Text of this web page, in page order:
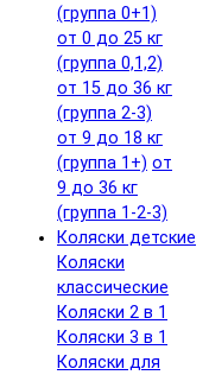
(группа 0+1)
от 0 до 25 кг
(группа 0,1,2)
от 15 до 36 кг
(группа 2-3)
от 9 до 18 кг
(группа 1+) от
9 до 36 кг
(группа 1-2-3)
Коляски детские
Коляски
классические
Коляски 2 в 1
Коляски 3 в 1
Коляски для